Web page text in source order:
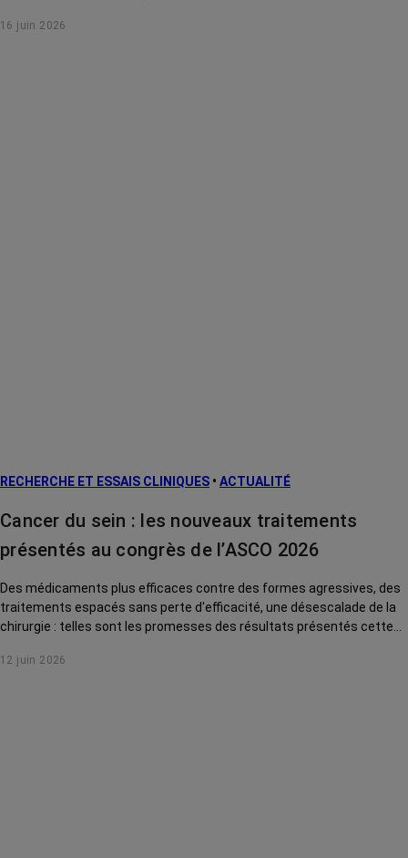
permet d’obtenir des résultats sans précédent. Décryptage de cette
16 juin 2026
RECHERCHE ET ESSAIS CLINIQUES • ACTUALITÉ
Cancer du sein : les nouveaux traitements
présentés au congrès de l’ASCO 2026
Des médicaments plus efficaces contre des formes agressives, des
traitements espacés sans perte d'efficacité, une désescalade de la
chirurgie : telles sont les promesses des résultats présentés cette
cancer du sein. Tour d'horizon des avancées qui pourraient
12 juin 2026